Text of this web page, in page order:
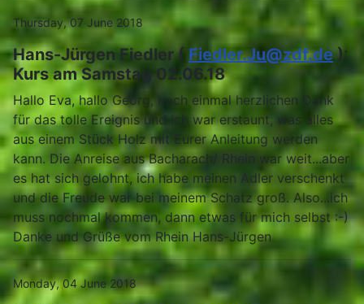
Thursday, 07 June 2018
Hans-Jürgen Fiedler ( Fiedler.Ju@zdf.de):
Kurs am Samstag 02.06.18
Hallo Eva, hallo Georg, noch einmal herzlichen Dank
für das tolle Ereignis und ich war erstaunt, was alles
aus einem Stück Holz mit Eurer Anleitung werden
kann. Die Anreise aus Bacharach/ Rhein war weit...aber
es hat sich gelohnt, ich habe meinen Adler verschenkt
und die Freude war bei meinem Schatz groß. Also...ich
muss nochmal kommen, dann etwas für mich selbst :-)
Danke und Grüße vom Rhein Hans-Jürgen
Monday, 04 June 2018